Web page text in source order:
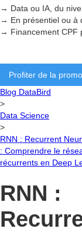
→ Data ou IA, du
→ En présentiel ou à
→ Financement CPF
Profiter de la
Blog DataBird
>
Data Science
>
RNN : Recurrent
: Comprendre le
récurrents en Deep
RNN :